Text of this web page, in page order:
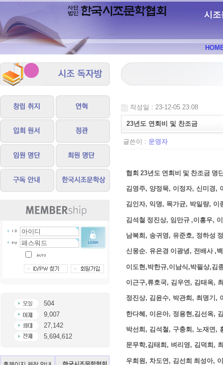
시조
504
9,007
27,142
5,694,612
작성일 : 23-12-05 23:08
23년도 연회비 및 찬조금
글쓴이 : 운영자
협회 23년도 연회비 및 찬조금 명
김영주, 양정묵, 이정자, 신미경,
김인자, 익명, 목가균, 박일량, 이
김석철 정진상, 임만규 ,이흥우,
남복희 , 송귀영, 유준호, 정하성
신웅순. 유은경 이광녕, 전배사 ,
이도현,박한규,이남식,박필상,김
이근구,류호국, 김우연 , 김태옥,
정진상, 김윤수, 박관희 , 최명기 ,
한다혜, 이은아, 정용현,김선옥,
박선희 , 김석철 , 구충회 , 노재연 ,
문무학,김태희 , 벼리영, 김덕희 ,
우희원, 차도연, 김선희 최성아,